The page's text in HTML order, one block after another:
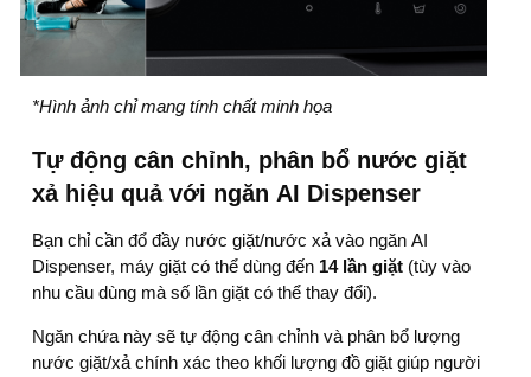
*Hình ảnh chỉ mang tính chất minh họa
Tự động cân chỉnh, phân bổ nước giặt
xả hiệu quả với ngăn AI Dispenser
Bạn chỉ cần đổ đầy nước giặt/nước xả vào ngăn AI
Dispenser, máy giặt có thể dùng đến 14 lần giặt (tùy vào
nhu cầu dùng mà số lần giặt có thể thay đổi).
Ngăn chứa này sẽ tự động cân chỉnh và phân bổ lượng
nước giặt/xả chính xác theo khối lượng đồ giặt giúp người